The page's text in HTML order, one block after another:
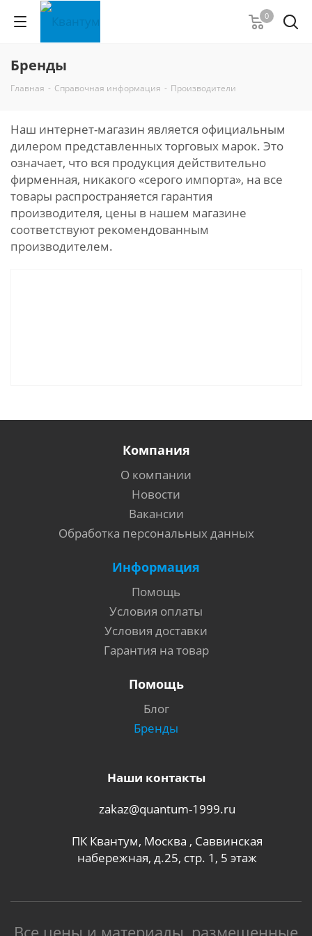
0
Бренды
Главная - Справочная информация - Производители
Наш интернет-магазин является официальным
дилером представленных торговых марок. Это
означает, что вся продукция действительно
фирменная, никакого «серого импорта», на все
товары распространяется гарантия
производителя, цены в нашем магазине
соответствуют рекомендованным
производителем.
Компания
О компании
Новости
Вакансии
Обработка персональных данных
Информация
Помощь
Условия оплаты
Условия доставки
Гарантия на товар
Помощь
Блог
Бренды
Наши контакты
zakaz@quantum-1999.ru
ПК Квантум, Москва , Саввинская
набережная, д.25, стр. 1, 5 этаж